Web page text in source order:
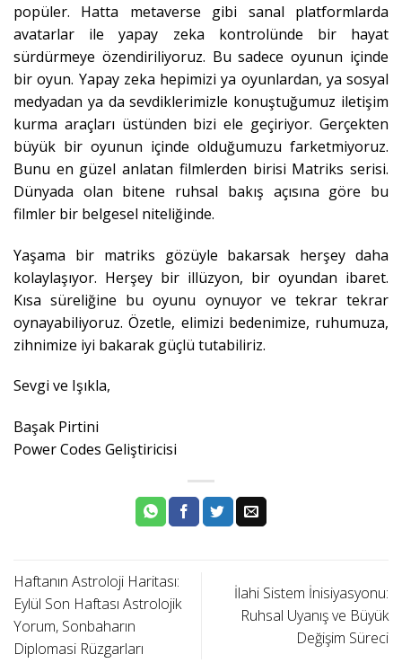
popüler. Hatta metaverse gibi sanal platformlarda
avatarlar ile yapay zeka kontrolünde bir hayat
sürdürmeye özendiriliyoruz. Bu sadece oyunun içinde
bir oyun. Yapay zeka hepimizi ya oyunlardan, ya sosyal
medyadan ya da sevdiklerimizle konuştuğumuz iletişim
kurma araçları üstünden bizi ele geçiriyor. Gerçekten
büyük bir oyunun içinde olduğumuzu farketmiyoruz.
Bunu en güzel anlatan filmlerden birisi Matriks serisi.
Dünyada olan bitene ruhsal bakış açısına göre bu
filmler bir belgesel niteliğinde.
Yaşama bir matriks gözüyle bakarsak herşey daha
kolaylaşıyor. Herşey bir illüzyon, bir oyundan ibaret.
Kısa süreliğine bu oyunu oynuyor ve tekrar tekrar
oynayabiliyoruz. Özetle, elimizi bedenimize, ruhumuza,
zihnimize iyi bakarak güçlü tutabiliriz.
Sevgi ve Işıkla,
Başak Pirtini
Power Codes Geliştiricisi
Haftanın Astroloji Haritası:
Eylül Son Haftası Astrolojik
Yorum, Sonbaharın
Diplomasi Rüzgarları
İlahi Sistem İnisiyasyonu:
Ruhsal Uyanış ve Büyük
Değişim Süreci